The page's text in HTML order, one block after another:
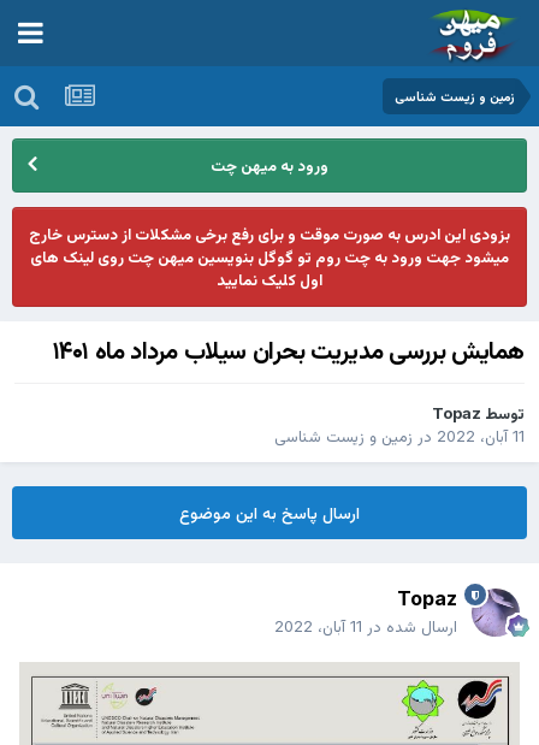
زمین و زیست شناسی
ورود به میهن چت
بزودی این ادرس به صورت موقت و برای رفع برخی مشکلات از دسترس خارج
میشود جهت ورود به چت روم تو گوگل بنویسین میهن چت روی لینک های
اول کلیک نمایید
همایش بررسی مدیریت بحران سیلاب مرداد ماه ۱۴۰۱
توسط Topaz
11 آبان، 2022
در زمین و زیست شناسی
ارسال پاسخ به این موضوع
Topaz
ارسال شده در 11 آبان، 2022